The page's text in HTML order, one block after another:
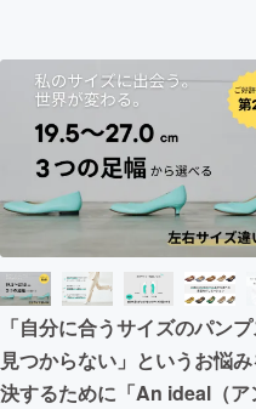
テクノロジー・ガ
映像・映画
ビジネス・起業
まちづくり・地域
CAMPFIRE for Social
「自分に合うサイズのパン
見つからない」というお悩
決するために「An ideal（ア